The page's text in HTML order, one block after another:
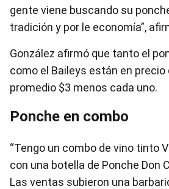
gente viene buscando su
tradición y por le economía”,
González afirmó que tanto el
como el Baileys están en precio
promedio $3 menos cada uno.
Ponche en combo
“Tengo un combo de vino tinto
con una botella de Ponche Don
Las ventas subieron una